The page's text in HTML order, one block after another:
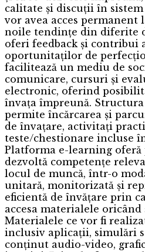
calitate și discuții în
vor avea acces
noile tendințe din diferite
oferi feedback și contribui
oportunitaților de
facilitează un mediu de
comunicare, cursuri și
electronic, oferind
învața împreună.
permite încărcarea și
de învațare, activitați
teste/chestionare incluse
Platforma e-learning oferă
dezvoltă competențe
locul de muncă, într-o
unitară, monitorizată și
eficientă de învățare prin
accesa materialele oricând
Materialele ce vor fi
inclusiv aplicații, simulări
conținut audio-video,